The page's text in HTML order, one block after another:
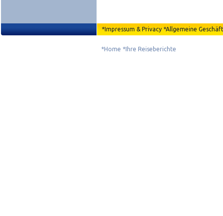
*Impressum & Privacy*Allgemeine
*Home *Ihre Reiseberichte